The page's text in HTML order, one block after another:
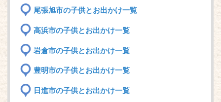
尾張旭市の子供とお出かけ一覧
高浜市の子供とお出かけ一覧
岩倉市の子供とお出かけ一覧
豊明市の子供とお出かけ一覧
日進市の子供とお出かけ一覧